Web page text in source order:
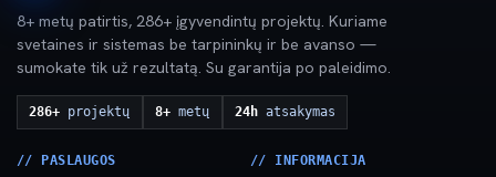
8+ metų patirtis, 286+ įgyvendintų projektų. Kuriame
svetaines ir sistemas be tarpininkų ir be avanso —
sumokate tik už rezultatą. Su garantija po paleidimo.
286+ projektų 8+ metų 24hatsakymas
// PASLAUGOS // INFORMACIJA